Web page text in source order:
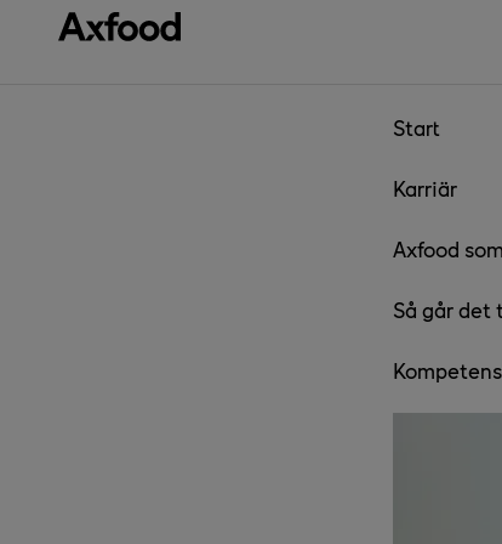
Gå direkt till innehåll
Start
Karriär
Axfood
Så går det